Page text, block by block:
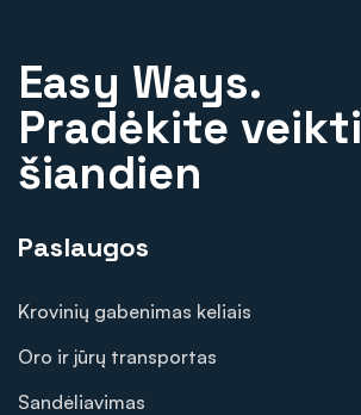
Easy Ways.
Pradėkite veikti
šiandien
Paslaugos
Krovinių gabenimas keliais
Oro ir jūrų transportas
Sandėliavimas